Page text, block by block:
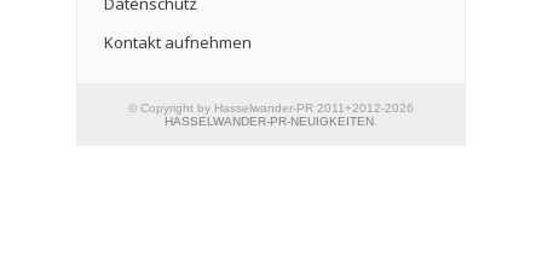
Kontakt aufnehmen
© Copyright by Hasselwander-PR 2011+2012-2026
HASSELWANDER-PR-NEUIGKEITEN.